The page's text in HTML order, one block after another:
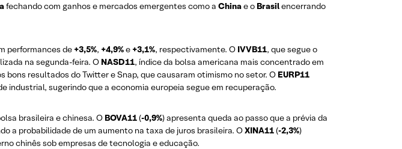
fechando com ganhos e mercados emergentes como a Chinae o Brasilencerrando
performances de +3,5%, +4,9%e +3,1%, respectivamente. O IVVB11, que segue o
na segunda-feira. O NASD11, índice da bolsa americana mais concentrado em
resultados do Twitter e Snap, que causaram otimismo no setor. O EURP11
industrial, sugerindo que a economia europeia segue em recuperação.
brasileira e chinesa. O BOVA11(-0,9%) apresenta queda ao passo que a prévia da
a probabilidade de um aumento na taxa de juros brasileira. OXINA11(-2,3%)
chinês sob empresas de tecnologia e educação.